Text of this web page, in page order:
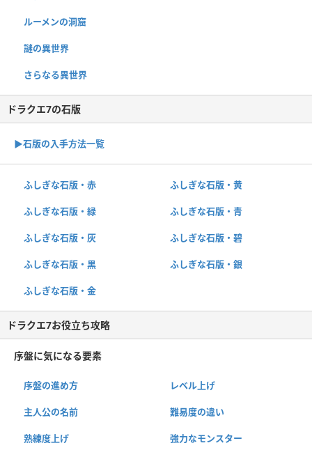
ルーメンの洞窟
謎の異世界
さらなる異世界
ドラクエ7の石版
▶︎石版の入手方法一覧
ふしぎな石版・赤 ふしぎな石版・黄
ふしぎな石版・緑 ふしぎな石版・青
ふしぎな石版・灰 ふしぎな石版・碧
ふしぎな石版・黒 ふしぎな石版・銀
ふしぎな石版・金
ドラクエ7お役立ち攻略
序盤に気になる要素
序盤の進め方 レベル上げ
主人公の名前 難易度の違い
熟練度上げ 強力なモンスター